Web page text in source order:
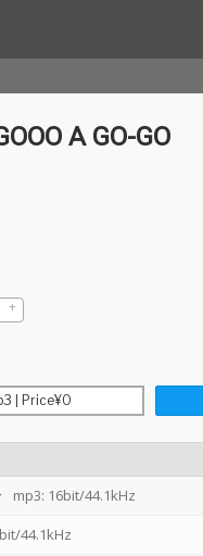
A GO-GO
mp3: 16bit/44.1kHz
44.1kHz